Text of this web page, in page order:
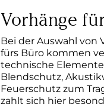
Vorhänge
Bei der Auswahl von
fürs Büro kommen
technische
Blendschutz,
Feuerschutz zum
zahlt sich hier